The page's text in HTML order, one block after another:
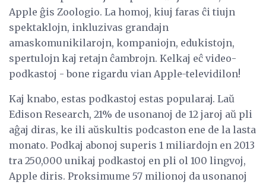
Apple ĝis Zoologio. La homoj, kiuj faras ĉi tiujn
spektaklojn, inkluzivas grandajn
amaskomunikilarojn, kompaniojn, edukistojn,
spertulojn kaj retajn ĉambrojn. Kelkaj eĉ video-
podkastoj - bone rigardu vian Apple-televidilon!
Kaj knabo, estas podkastoj estas popularaj. Laŭ
Edison Research, 21% de usonanoj de 12 jaroj aŭ pli
aĝaj diras, ke ili aŭskultis podcaston ene de la lasta
monato. Podkaj abonoj superis 1 miliardojn en 2013
tra 250,000 unikaj podkastoj en pli ol 100 lingvoj,
Apple diris. Proksimume 57 milionoj da usonanoj